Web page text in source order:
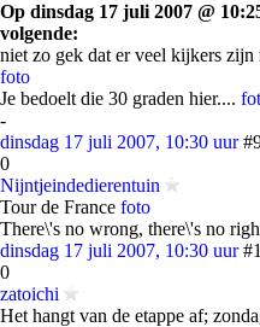
Op dinsdag 17 juli 2007 @
volgende:
niet zo gek dat er veel kijkers zijn
foto
Je bedoelt die 30 graden hier....
-
dinsdag 17 juli 2007, 10:30 uur
0
Nijntjeindedierentuin
Tour de France foto
There\'s no wrong, there\'s no
dinsdag 17 juli 2007, 10:30 uur
0
zatoichi
Het hangt van de etappe af;